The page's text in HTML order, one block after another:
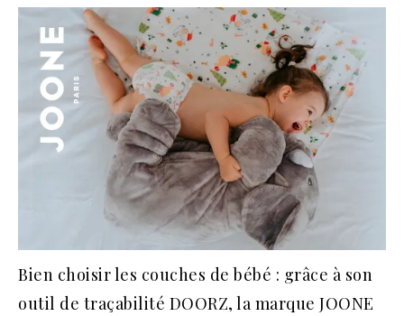
Bien choisir les couches de bébé : grâce à son
outil de traçabilité DOORZ, la marque JOONE